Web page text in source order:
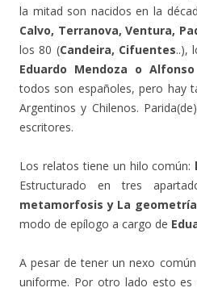
la mitad son nacidos en la
Calvo, Terranova, Ventura,
los 80 (Candeira, Cifuentes..),
Eduardo Mendoza o
todos son españoles, pero hay
Argentinos y Chilenos.
escritores.
Los relatos tiene un hilo común:
Estructurado en tres
metamorfosis y La
modo de epílogo a cargo de
A pesar de tener un nexo
uniforme. Por otro lado esto es